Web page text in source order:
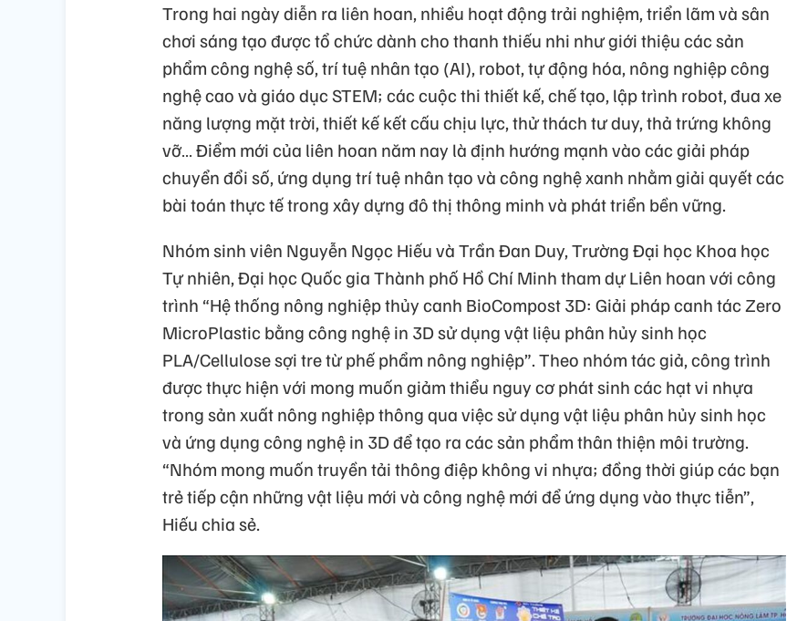
Trong hai ngày diễn ra liên hoan, nhiều hoạt động trải nghiệm, triển lãm và sân
chơi sáng tạo được tổ chức dành cho thanh thiếu nhi như giới thiệu các sản
phẩm công nghệ số, trí tuệ nhân tạo (AI), robot, tự động hóa, nông nghiệp công
nghệ cao và giáo dục STEM; các cuộc thi thiết kế, chế tạo, lập trình robot, đua xe
năng lượng mặt trời, thiết kế kết cấu chịu lực, thử thách tư duy, thả trứng không
vỡ… Điểm mới của liên hoan năm nay là định hướng mạnh vào các giải pháp
chuyển đổi số, ứng dụng trí tuệ nhân tạo và công nghệ xanh nhằm giải quyết các
bài toán thực tế trong xây dựng đô thị thông minh và phát triển bền vững.
Nhóm sinh viên Nguyễn Ngọc Hiếu và Trần Đan Duy, Trường Đại học Khoa học
Tự nhiên, Đại học Quốc gia Thành phố Hồ Chí Minh tham dự Liên hoan với công
trình “Hệ thống nông nghiệp thủy canh BioCompost 3D: Giải pháp canh tác Zero
MicroPlastic bằng công nghệ in 3D sử dụng vật liệu phân hủy sinh học
PLA/Cellulose sợi tre từ phế phẩm nông nghiệp”. Theo nhóm tác giả, công trình
được thực hiện với mong muốn giảm thiểu nguy cơ phát sinh các hạt vi nhựa
trong sản xuất nông nghiệp thông qua việc sử dụng vật liệu phân hủy sinh học
và ứng dụng công nghệ in 3D để tạo ra các sản phẩm thân thiện môi trường.
“Nhóm mong muốn truyền tải thông điệp không vi nhựa; đồng thời giúp các bạn
trẻ tiếp cận những vật liệu mới và công nghệ mới để ứng dụng vào thực tiễn”,
Hiếu chia sẻ.